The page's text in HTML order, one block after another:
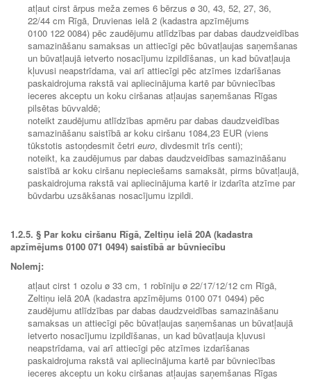
atļaut cirst ārpus meža zemes 6 bērzus ø 30, 43, 52, 27, 36,
22/44 cm Rīgā, Druvienas ielā 2 (kadastra apzīmējums
0100 122 0084) pēc zaudējumu atlīdzības par dabas daudzveidības
samazināšanu samaksas un attiecīgi pēc būvatļaujas saņemšanas
un būvatļaujā ietverto nosacījumu izpildīšanas, un kad būvatļauja
kļuvusi neapstrīdama, vai arī attiecīgi pēc atzīmes izdarīšanas
paskaidrojuma rakstā vai apliecinājuma kartē par būvniecības
ieceres akceptu un koku ciršanas atļaujas saņemšanas Rīgas
pilsētas būvvaldē;
noteikt zaudējumu atlīdzības apmēru par dabas daudzveidības
samazināšanu saistībā ar koku ciršanu 1084,23 EUR (viens
tūkstotis astoņdesmit četri euro, divdesmit trīs centi);
noteikt, ka zaudējumus par dabas daudzveidības samazināšanu
saistībā ar koku ciršanu nepieciešams samaksāt, pirms būvatļaujā,
paskaidrojuma rakstā vai apliecinājuma kartē ir izdarīta atzīme par
būvdarbu uzsākšanas nosacījumu izpildi.
1.2.5. § Par koku ciršanu Rīgā, Zeltiņu ielā 20A (kadastra
apzīmējums 0100 071 0494) saistībā ar būvniecību
Nolemj:
atļaut cirst 1 ozolu ø 33 cm, 1 robīniju ø 22/17/12/12 cm Rīgā,
Zeltiņu ielā 20A (kadastra apzīmējums 0100 071 0494) pēc
zaudējumu atlīdzības par dabas daudzveidības samazināšanu
samaksas un attiecīgi pēc būvatļaujas saņemšanas un būvatļaujā
ietverto nosacījumu izpildīšanas, un kad būvatļauja kļuvusi
neapstrīdama, vai arī attiecīgi pēc atzīmes izdarīšanas
paskaidrojuma rakstā vai apliecinājuma kartē par būvniecības
ieceres akceptu un koku ciršanas atļaujas saņemšanas Rīgas